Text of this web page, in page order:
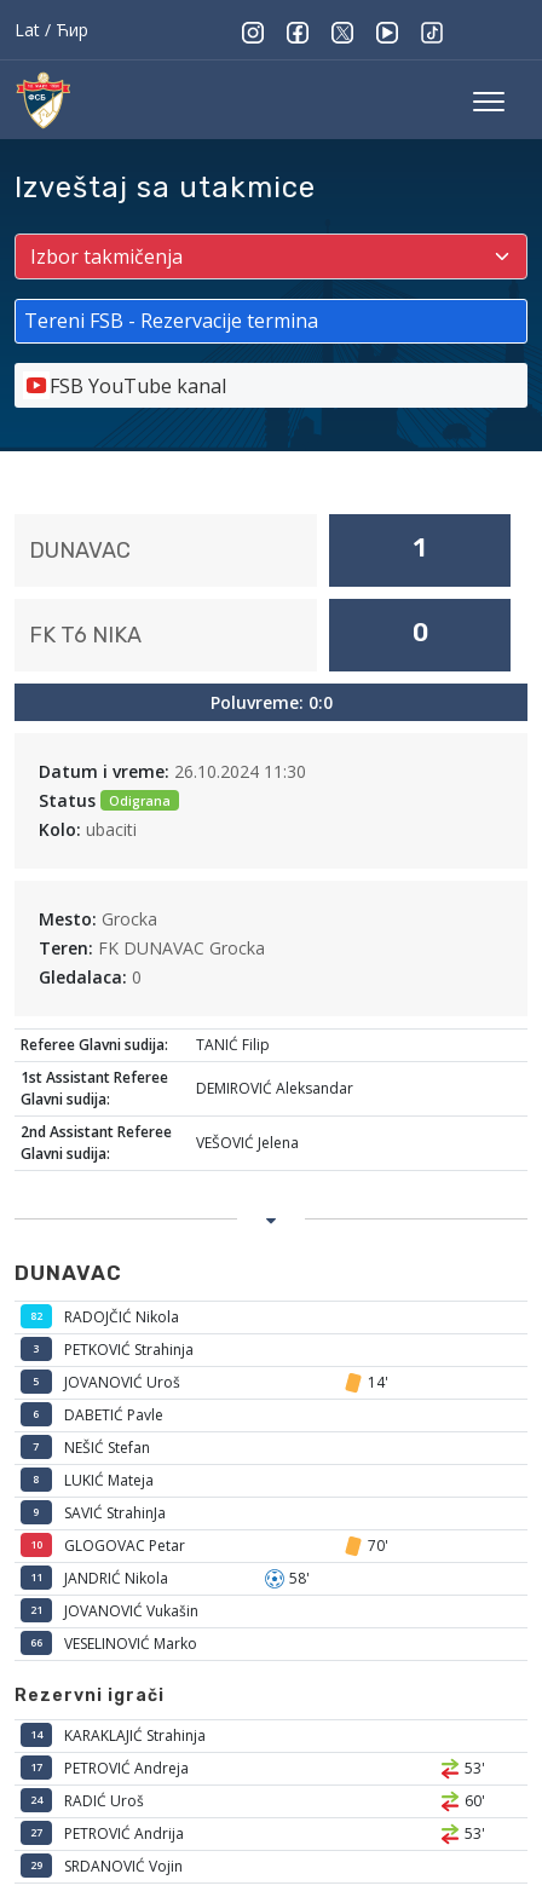
Lat / Ћир
Izveštaj sa utakmice
Tereni FSB - Rezervacije termina
FSB YouTube kanal
DUNAVAC 1
FK T6 NIKA 0
Poluvreme: 0:0
Datum i vreme: 26.10.2024 11:30
Status
Odigrana
Kolo: ubaciti
Mesto: Grocka
Teren: FK DUNAVAC Grocka
Gledalaca: 0
Referee Glavni sudija:
TANIĆ Filip
1st Assistant Referee
Glavni sudija:
DEMIROVIĆ Aleksandar
2nd Assistant Referee
Glavni sudija:
VEŠOVIĆ Jelena
DUNAVAC
82 RADOJČIĆ Nikola
3 PETKOVIĆ Strahinja
5 JOVANOVIĆ Uroš 14'
6 DABETIĆ Pavle
7 NEŠIĆ Stefan
8 LUKIĆ Mateja
9 SAVIĆ StrahinJa
10 GLOGOVAC Petar 70'
11 JANDRIĆ Nikola 58'
21 JOVANOVIĆ Vukašin
66 VESELINOVIĆ Marko
Rezervni igrači
14 KARAKLAJIĆ Strahinja
17 PETROVIĆ Andreja 53'
24 RADIĆ Uroš 60'
27 PETROVIĆ Andrija 53'
29 SRDANOVIĆ Vojin